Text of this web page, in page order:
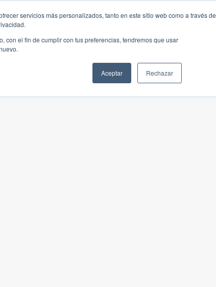
servicios más personalizados, tanto en este sitio web como a través de
con el fin de cumplir con tus preferencias, tendremos que usar
Aceptar Rechazar